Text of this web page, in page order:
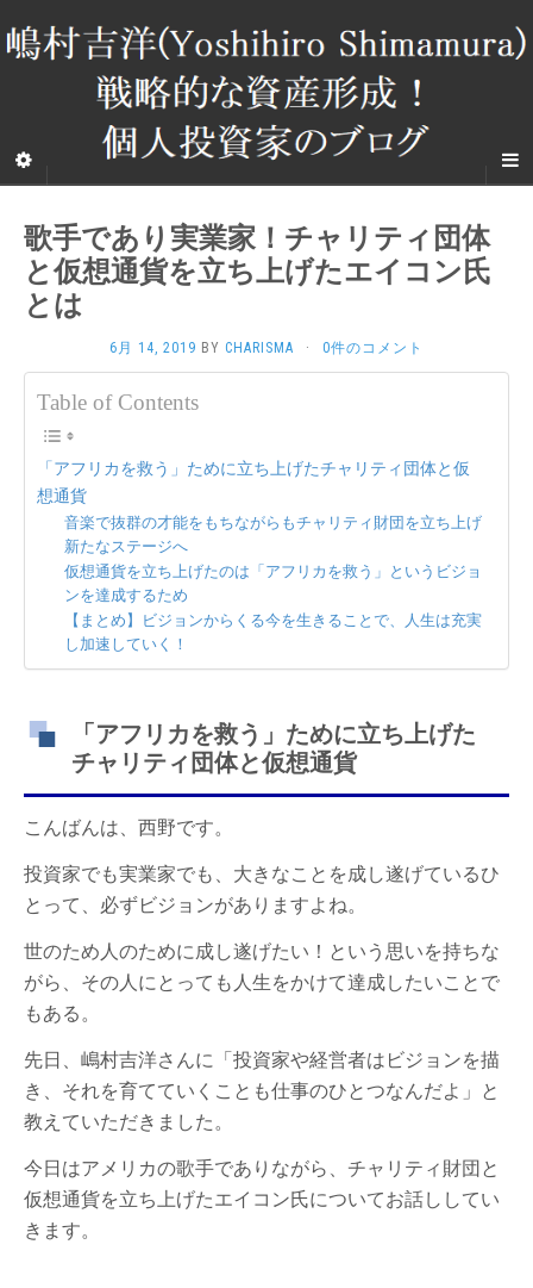
歌手であり実業家！チャリティ団体
と仮想通貨を立ち上げたエイコン氏
とは
6月 14, 2019 BY CHARISMA · 0件のコメント
Table of Contents
「アフリカを救う」ために立ち上げたチャリティ団体と仮
想通貨
音楽で抜群の才能をもちながらもチャリティ財団を立ち上げ
新たなステージへ
仮想通貨を立ち上げたのは「アフリカを救う」というビジョ
ンを達成するため
【まとめ】ビジョンからくる今を生きることで、人生は充実
し加速していく！
「アフリカを救う」ために立ち上げた
チャリティ団体と仮想通貨
こんばんは、西野です。
投資家でも実業家でも、大きなことを成し遂げているひ
とって、必ずビジョンがありますよね。
世のため人のために成し遂げたい！という思いを持ちな
がら、その人にとっても人生をかけて達成したいことで
もある。
先日、嶋村吉洋さんに「投資家や経営者はビジョンを描
き、それを育てていくことも仕事のひとつなんだよ」と
教えていただきました。
今日はアメリカの歌手でありながら、チャリティ財団と
仮想通貨を立ち上げたエイコン氏についてお話ししてい
きます。